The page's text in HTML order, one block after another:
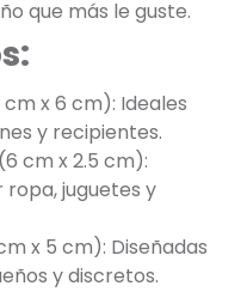
que más le guste.
cm x 6 cm): Ideales
y recipientes.
(6 cm x 2.5 cm):
juguetes y
x 5 cm): Diseñadas
y discretos.